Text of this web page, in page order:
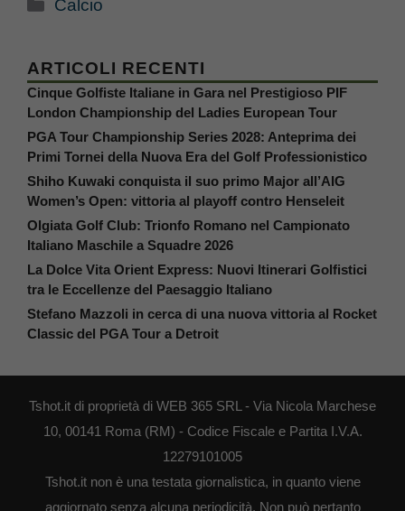
Calcio
ARTICOLI RECENTI
Cinque Golfiste Italiane in Gara nel Prestigioso PIF
London Championship del Ladies European Tour
PGA Tour Championship Series 2028: Anteprima dei
Primi Tornei della Nuova Era del Golf Professionistico
Shiho Kuwaki conquista il suo primo Major all’AIG
Women’s Open: vittoria al playoff contro Henseleit
Olgiata Golf Club: Trionfo Romano nel Campionato
Italiano Maschile a Squadre 2026
La Dolce Vita Orient Express: Nuovi Itinerari Golfistici
tra le Eccellenze del Paesaggio Italiano
Stefano Mazzoli in cerca di una nuova vittoria al Rocket
Classic del PGA Tour a Detroit
Tshot.it di proprietà di WEB 365 SRL - Via Nicola Marchese
10, 00141 Roma (RM) - Codice Fiscale e Partita I.V.A.
12279101005
Tshot.it non è una testata giornalistica, in quanto viene
aggiornato senza alcuna periodicità. Non può pertanto